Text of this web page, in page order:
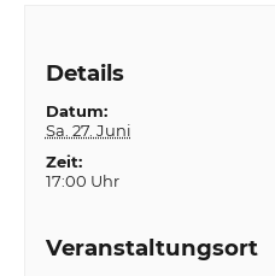
Details
Datum:
Sa. 27. Juni
Zeit:
17:00 Uhr
Veranstaltungsort